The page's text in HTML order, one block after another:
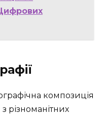
композиція
різноманітних